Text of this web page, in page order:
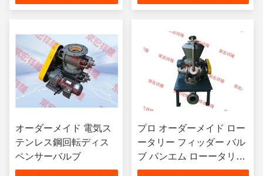
オーダーメイド 電気ス
テンレス鋼回転ディス
ペンサーバルブ
プロ オーダーメイド ロー
ータリー フィッダー バル
ブ パンエム ローータリー
スター バルブ